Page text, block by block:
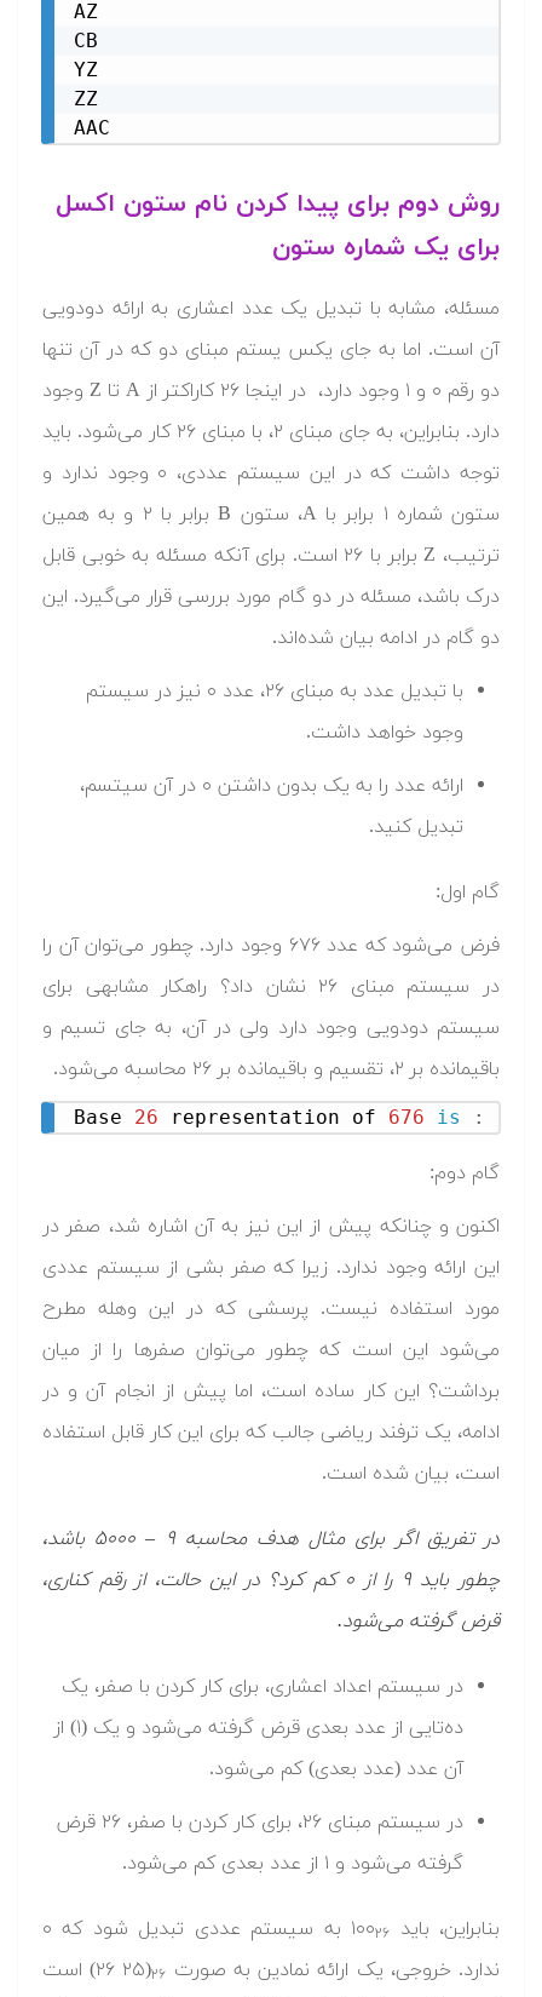
AZ
CB
YZ
ZZ
AAC
روش دوم برای پیدا کردن نام ستون اکسل
برای یک شماره ستون
مسئله، مشابه با تبدیل یک عدد اعشاری به ارائه دودویی
آن است. اما به جای یکس یستم مبنای دو که در آن تنها
دو رقم ۰ و ۱ وجود دارد، در اینجا ۲۶ کاراکتر از A تا Z وجود
دارد. بنابراین، به جای مبنای ۲، با مبنای ۲۶ کار می‌شود. باید
توجه داشت که در این سیستم عددی، ۰ وجود ندارد و
ستون شماره ۱ برابر با A، ستون B برابر با ۲ و به همین
ترتیب، Z برابر با ۲۶ است. برای آنکه مسئله به خوبی قابل
درک باشد، مسئله در دو گام مورد بررسی قرار می‌گیرد. این
دو گام در ادامه بیان شده‌اند.
با تبدیل عدد به مبنای ۲۶، عدد ۰ نیز در سیستم
وجود خواهد داشت.
ارائه عدد را به یک بدون داشتن ۰ در آن سیتسم،
تبدیل کنید.
گام اول:
فرض می‌شود که عدد ۶۷۶ وجود دارد. چطور می‌توان آن را
در سیستم مبنای ۲۶ نشان داد؟ راهکار مشابهی برای
سیستم دودویی وجود دارد ولی در آن، به جای تسیم و
باقیمانده بر ۲، تقسیم و باقیمانده بر ۲۶ محاسبه می‌شود.
Base 26 representation of 676 is :
گام دوم:
اکنون و چنانکه پیش از این نیز به آن اشاره شد، صفر در
این ارائه وجود ندارد. زیرا که صفر بشی از سیستم عددی
مورد استفاده نیست. پرسشی که در این وهله مطرح
می‌شود این است که چطور می‌توان صفرها را از میان
برداشت؟ این کار ساده است، اما پیش از انجام آن و در
ادامه، یک ترفند ریاضی جالب که برای این کار قابل استفاده
است، بیان شده است.
در تفریق اگر برای مثال هدف محاسبه ۹ – ۵۰۰۰ باشد،
چطور باید ۹ را از ۰ کم کرد؟ در این حالت، از رقم کناری،
قرض گرفته می‌شود.
در سیستم اعداد اعشاری، برای کار کردن با صفر، یک
ده‌تایی از عدد بعدی قرض گرفته می‌شود و یک (۱) از
آن عدد (عدد بعدی) کم می‌شود.
در سیستم مبنای ۲۶، برای کار کردن با صفر، ۲۶ قرض
گرفته می‌شود و ۱ از عدد بعدی کم می‌شود.
بنابراین، باید ۱۰۰ ۲۶
به سیستم عددی تبدیل شود که ۰
ندارد. خروجی، یک ارائه نمادین به صورت ۲۶
(۲۵ ۲۶) است